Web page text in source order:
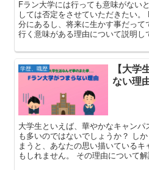
Fラン大学には行っても意味がない
しては否定をさせていただきたい
分にあるし、将来に生かす事だっ
行く意味がある理由について説明し
学歴、職歴
【大
ない理
大学生といえば、華やかなキャン
も多いのではないでしょうか？ し
まうと、あなたの思い描いている
もしれません。 その理由について